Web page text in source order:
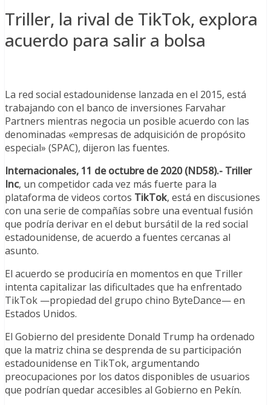
Triller, la rival de TikTok, explora
acuerdo para salir a bolsa
La red social estadounidense lanzada en el 2015, está
trabajando con el banco de inversiones Farvahar
Partners mientras negocia un posible acuerdo con las
denominadas «empresas de adquisición de propósito
especial» (SPAC), dijeron las fuentes.
Internacionales, 11 de octubre de 2020 (ND58).- Triller
Inc, un competidor cada vez más fuerte para la
plataforma de videos cortos TikTok, está en discusiones
con una serie de compañías sobre una eventual fusión
que podría derivar en el debut bursátil de la red social
estadounidense, de acuerdo a fuentes cercanas al
asunto.
El acuerdo se produciría en momentos en que Triller
intenta capitalizar las dificultades que ha enfrentado
TikTok —propiedad del grupo chino ByteDance— en
Estados Unidos.
El Gobierno del presidente Donald Trump ha ordenado
que la matriz china se desprenda de su participación
estadounidense en TikTok, argumentando
preocupaciones por los datos disponibles de usuarios
que podrían quedar accesibles al Gobierno en Pekín.